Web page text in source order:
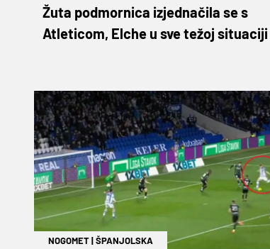
Žuta podmornica izjednačila se s
Atleticom, Elche u sve težoj situaciji
NOGOMET|ŠPANJOLSKA